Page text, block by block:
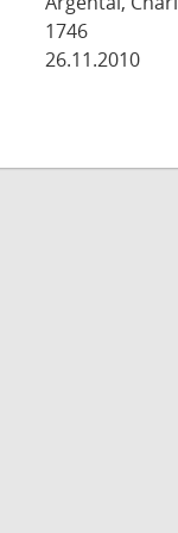
1746
26.11.2010